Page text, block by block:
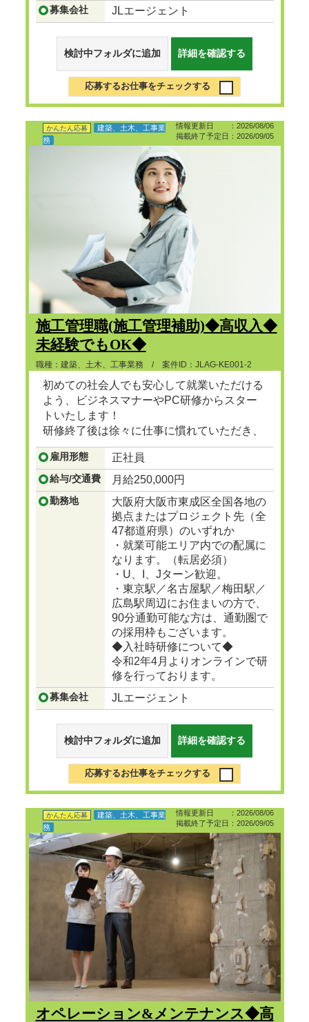
募集会社 JLエージェント
検討中フォルダに追加 詳細を確認する
応募するお仕事をチェックする
情報更新日 ：2026/08/06
掲載終了予定日：2026/09/05
かんたん応募
建築、土木、工事業
務
施工管理職(施工管理補助)◆高収入◆
未経験でもOK◆
職種：建築、土木、工事業務 / 案件ID：JLAG-KE001-2
初めての社会人でも安心して就業いただける
よう、ビジネスマナーやPC研修からスター
トいたします！
研修終了後は徐々に仕事に慣れていただき、
ゆくゆくは建設プロジェクトマネージャーと
して、街で見かけるビル、マンション、ショ
ッピングセンターなど地図に残る大規模な建
設の舵をとる人材に成長...つづきを見る
雇用形態 正社員
給与/交通費 月給250,000円
勤務地
大阪府大阪市東成区全国各地の
拠点またはプロジェクト先（全
47都道府県）のいずれか
・就業可能エリア内での配属に
なります。（転居必須）
・U、I、Jターン歓迎。
・東京駅／名古屋駅／梅田駅／
広島駅周辺にお住まいの方で、
90分通勤可能な方は、通勤圏で
の採用枠もございます。
◆入社時研修について◆
令和2年4月よりオンラインで研
修を行っております。
募集会社 JLエージェント
検討中フォルダに追加 詳細を確認する
応募するお仕事をチェックする
情報更新日 ：2026/08/06
掲載終了予定日：2026/09/05
かんたん応募
建築、土木、工事業
務
オペレーション&メンテナンス◆高